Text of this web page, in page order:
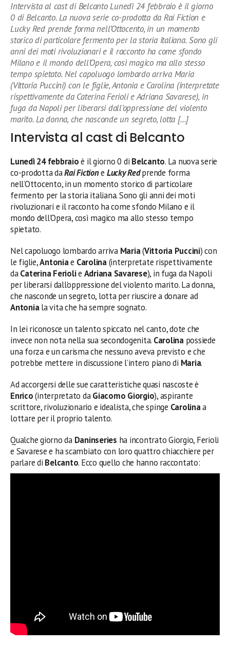
Intervista al cast di Belcanto Lunedì 24 febbraio è il giorno
0 di Belcanto. La nuova serie co-prodotta da Rai Fiction e
Lucky Red prende forma nell’Ottocento, in un momento
storico di particolare fermento per la storia italiana. Sono gli
anni dei moti rivoluzionari e il racconto ha come sfondo
Milano e il mondo dell’Opera, così magico ma allo stesso
tempo spietato. Nel capoluogo lombardo arriva Maria
(Vittoria Puccini) con le figlie, Antonia e Carolina (interpretate
rispettivamente da Caterina Ferioli e Adriana Savarese), in
fuga da Napoli per liberarsi dall’oppressione del violento
marito. La donna, che nasconde un segreto, lotta […]
Intervista al cast di Belcanto
Lunedì 24 febbraioè il giorno 0 di Belcanto. La nuova serie
co-prodotta daRai Fictione Lucky Redprende forma
nell’Ottocento, in un momento storico di particolare
fermento per la storia italiana. Sono gli anni dei moti
rivoluzionari e il racconto ha come sfondo Milano e il
mondo dell’Opera, così magico ma allo stesso tempo
spietato.
Nel capoluogo lombardo arriva Maria(Vittoria Puccini) con
le figlie,Antoniae Carolina(interpretate rispettivamente
daCaterina Feriolie Adriana Savarese), in fuga da Napoli
per liberarsi dall’oppressione del violento marito. La donna,
che nasconde un segreto, lotta per riuscire a donare ad
Antoniala vita che ha sempre sognato.
In lei riconosce un talento spiccato nel canto, dote che
invece non nota nella sua secondogenita. Carolina possiede
una forza e un carisma che nessuno aveva previsto e che
potrebbe mettere in discussione l’intero piano di Maria.
Ad accorgersi delle sue caratteristiche quasi nascoste è
Enrico(interpretato daGiacomo Giorgio), aspirante
scrittore, rivoluzionario e idealista, che spinge Carolinaa
lottare per il proprio talento.
Qualche giorno da Daninseries ha incontrato Giorgio, Ferioli
e Savarese e ha scambiato con loro quattro chiacchiere per
parlare di Belcanto. Ecco quello che hanno raccontato: